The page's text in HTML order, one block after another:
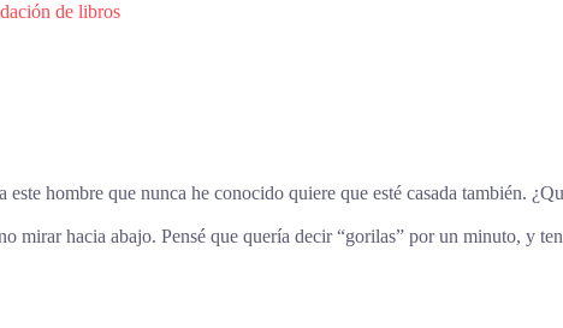
de libros
hombre que nunca he conocido quiere que esté casada también.
mirar hacia abajo. Pensé que quería decir “gorilas” por un minuto, y